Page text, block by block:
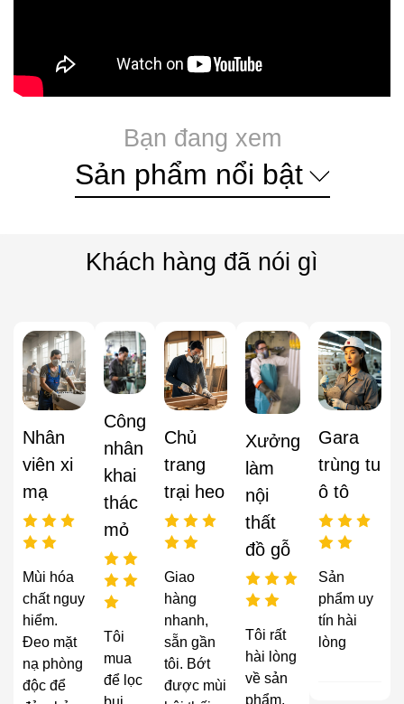
Bạn đang xem
Sản phẩm nổi bật
Khách hàng đã nói gì
Nhân
viên xi
mạ
Mùi hóa
chất nguy
hiểm.
Đeo mặt
nạ phòng
độc để
Công
nhân
khai
thác
mỏ
Tôi
mua
để lọc
Chủ
trang
trại heo
Giao
hàng
nhanh,
sẵn gần
tôi. Bớt
được mùi
Xưởng
làm
nội
thất
đồ gỗ
Tôi rất
hài lòng
về sản
phẩm,
Gara
trùng tu
ô tô
Sản
phẩm uy
tín hài
lòng